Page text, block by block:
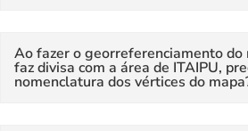
Ao fazer o georreferenciamento do
faz divisa com a área de ITAIPU,
nomenclatura dos vértices do